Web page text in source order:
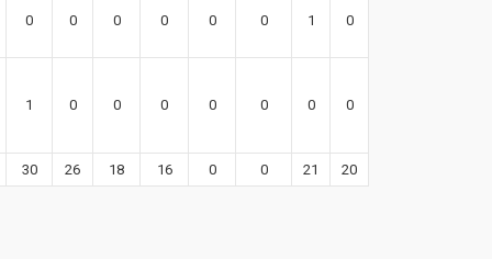
0 0 0 0 0 0 1 0
1 0 0 0 0 0 0 0
30 26 18 16 0 0 21 20